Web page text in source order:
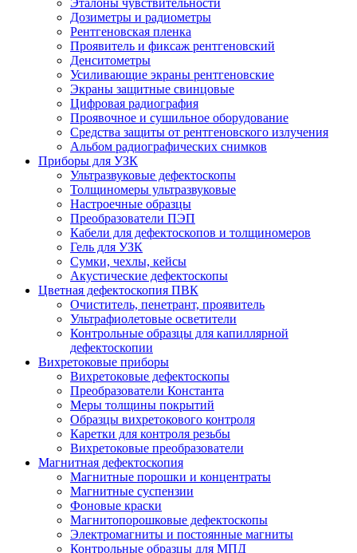
Эталоны чувствительности
Дозиметры и радиометры
Рентгеновская пленка
Проявитель и фиксаж рентгеновский
Денситометры
Усиливающие экраны рентгеновские
Экраны защитные свинцовые
Цифровая радиография
Проявочное и сушильное оборудование
Средства защиты от рентгеновского излучения
Альбом радиографических снимков
Приборы для УЗК
Ультразвуковые дефектоскопы
Толщиномеры ультразвуковые
Настроечные образцы
Преобразователи ПЭП
Кабели для дефектоскопов и толщиномеров
Гель для УЗК
Сумки, чехлы, кейсы
Акустические дефектоскопы
Цветная дефектоскопия ПВК
Очиститель, пенетрант, проявитель
Ультрафиолетовые осветители
Контрольные образцы для капиллярной
дефектоскопии
Вихретоковые приборы
Вихретоковые дефектоскопы
Преобразователи Константа
Меры толщины покрытий
Образцы вихретокового контроля
Каретки для контроля резьбы
Вихретоковые преобразователи
Магнитная дефектоскопия
Магнитные порошки и концентраты
Магнитные суспензии
Фоновые краски
Магнитопорошковые дефектоскопы
Электромагниты и постоянные магниты
Контрольные образцы для МПД